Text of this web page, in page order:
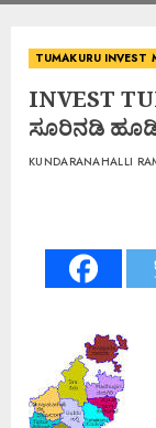
TUMAKURU INVEST
INVEST
ಸೂರಿನಡಿ
KUNDARANAHALLI